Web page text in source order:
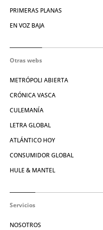
PRIMERAS PLANAS
EN VOZ BAJA
Otras webs
METRÓPOLI ABIERTA
CRÓNICA VASCA
CULEMANÍA
LETRA GLOBAL
ATLÁNTICO HOY
CONSUMIDOR GLOBAL
HULE & MANTEL
Servicios
NOSOTROS